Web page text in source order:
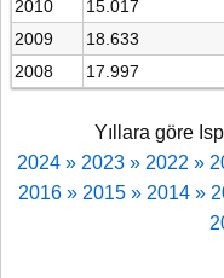
2010
15.017
2009
18.633
2008
17.997
Yıllara göre
2024 » 2023 » 2022 »
2016 » 2015 » 2014 »